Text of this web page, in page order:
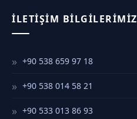
İLETIŞIM BILGILERIMIZ
+90 538 659 97 18
+90 538 014 58 21
+90 533 013 86 93